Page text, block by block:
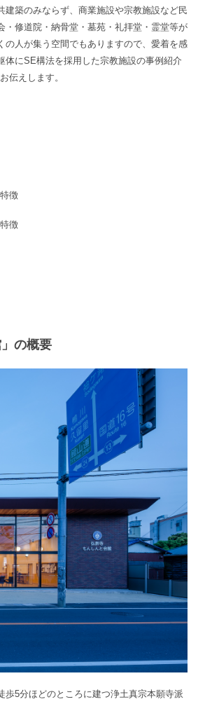
建築のみならず、商業施設や宗教施設など民
・修道院・納骨堂・墓苑・礼拝堂・霊堂等が
人が集う空間でもありますので、愛着を感
体にSE構法を採用した宗教施設の事例紹介
伝えします。
徴
徴
の概要
歩5分ほどのところに建つ浄土真宗本願寺派